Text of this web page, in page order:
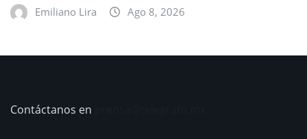
Emiliano Lira Ago 8, 2026
Contáctanos en